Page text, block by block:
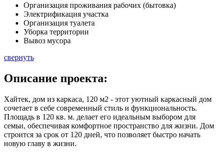
Организация проживания рабочих (бытовка)
Электрификация участка
Организация туалета
Уборка территории
Вывоз мусора
свернуть
Описание проекта:
Хайтек, дом из каркаса, 120 м2 - этот уютный каркасный дом
сочетает в себе современный стиль и функциональность.
Площадь в 120 кв. м. делает его идеальным выбором для
семьи, обеспечивая комфортное пространство для жизни. Дом
строится за срок от 120 дней, что позволяет быстро начать
новую главу в жизни.